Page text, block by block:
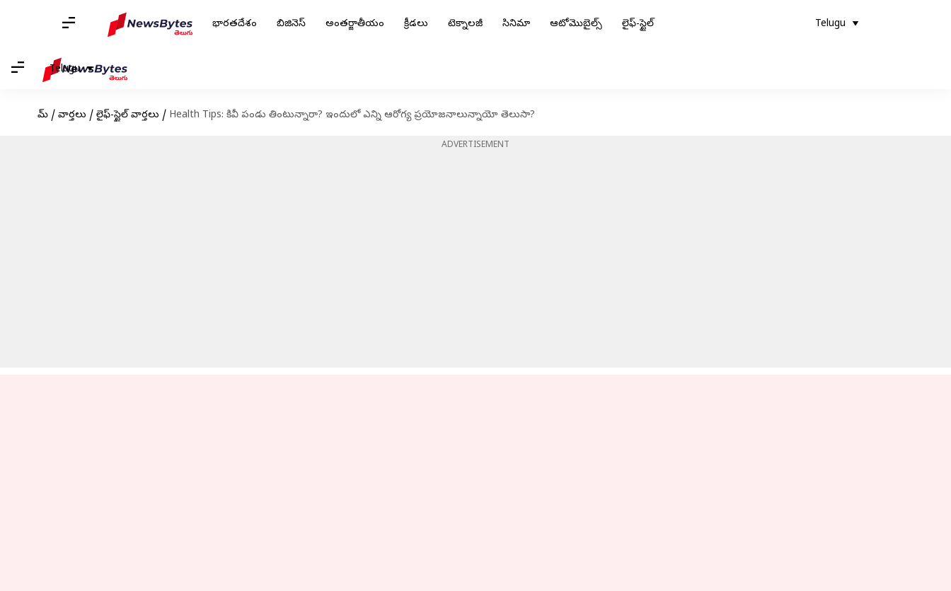
భారతదేశం బిజినెస్ అంతర్జాతీయం క్రీడలు టెక్నాలజీ సినిమా ఆటోమొబైల్స్ లైఫ్-స్టైల్ Telugu
Telugu
హోమ్ / వార్తలు / లైఫ్-స్టైల్ వార్తలు / Health Tips: కివీ పండు తింటున్నారా? ఇందులో ఎన్ని ఆరోగ్య ప్రయోజనాలున్నాయో తెలుసా?
ADVERTISEMENT